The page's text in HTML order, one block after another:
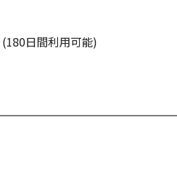
(180日間利用可能)